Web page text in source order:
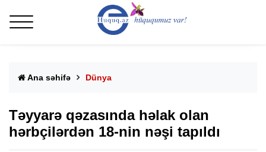
Ana səhifə Dünya
Təyyarə qəzasında həlak olan
hərbçilərdən 18-nin nəşi tapıldı